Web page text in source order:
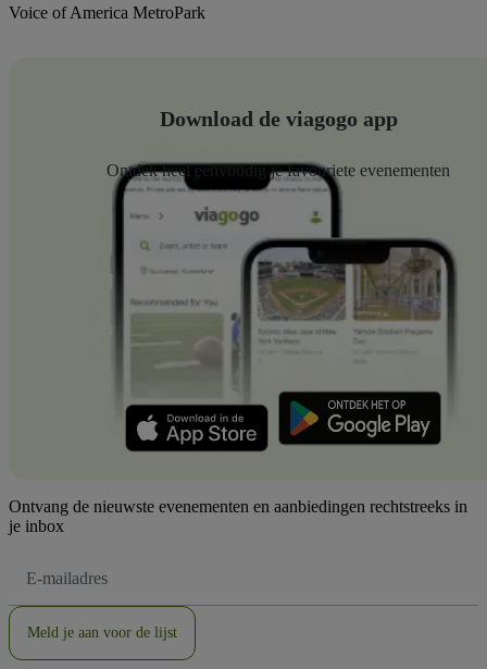
Voice of America MetroPark
Download de viagogo app
Ontdek heel eenvoudig je favouriete evenementen
Ontvang de nieuwste evenementen en aanbiedingen rechtstreeks in
je inbox
mailadres
Meld je aan voor de lijst